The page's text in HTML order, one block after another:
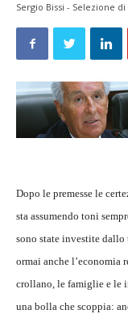
Sergio Bissi - Selezione
Dopo le premesse le
sta assumendo toni
sono state investite
ormai anche l’economia
crollano, le famiglie e le
una bolla che scoppia: